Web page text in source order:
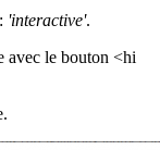
'interactive'.
avec le bouton <hi